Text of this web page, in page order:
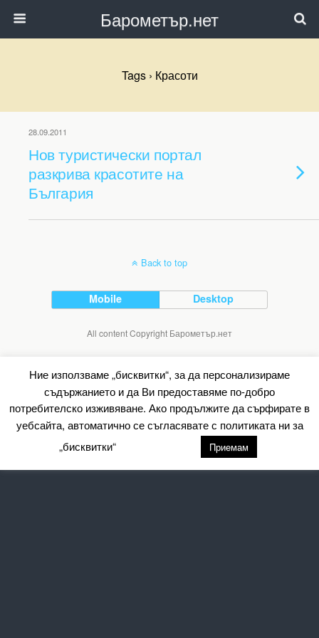
Барометър.нет
Tags › Красоти
28.09.2011
Нов туристически портал
разкрива красотите на
България
Back to top
Mobile Desktop
All content Copyright Барометър.нет
Ние използваме „бисквитки“, за да персонализираме
съдържанието и да Ви предоставяме по-добро
потребителско изживяване. Ако продължите да сърфирате в
уебсайта, автоматично се съгласявате с политиката ни за
„бисквитки“
Приемам